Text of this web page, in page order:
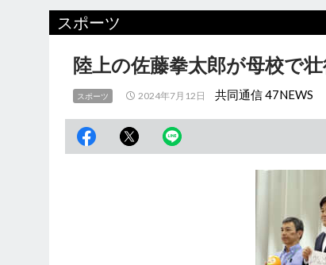
スポーツ
陸上の佐藤拳太郎が母校で
スポーツ 2024年7月12日 共同通信 47NEWS